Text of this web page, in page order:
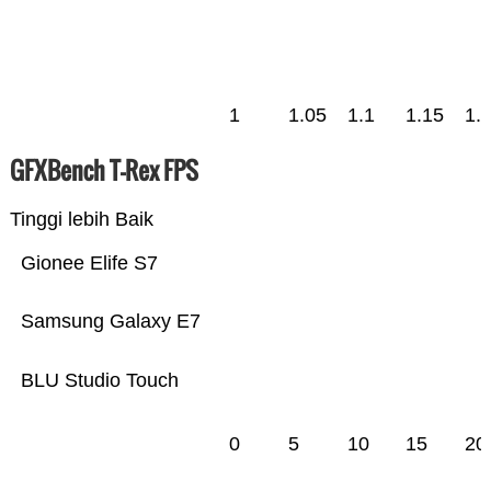
1 1.05 1.1 1.15 1.2
GFXBench T-Rex FPS
Tinggi lebih Baik
BLU Studio Touch
Samsung Galaxy E7
Gionee Elife S7
0 5 10 15 20